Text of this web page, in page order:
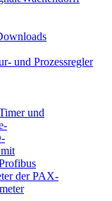
und Prozessregler
und
der PAX-